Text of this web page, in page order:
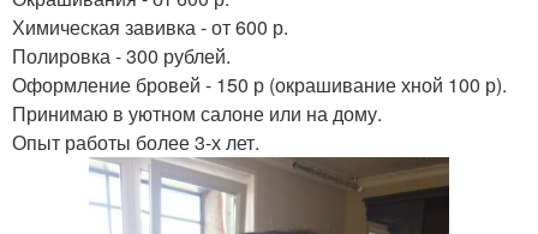
Химическая завивка - от 600 р.
Полировка - 300 рублей.
Оформление бровей - 150 р (окрашивание хной 100 р).
Принимаю в уютном салоне или на дому.
Опыт работы более 3-х лет.